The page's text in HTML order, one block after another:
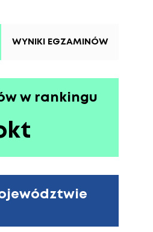
WYNIKI EGZAMINÓW
w rankingu